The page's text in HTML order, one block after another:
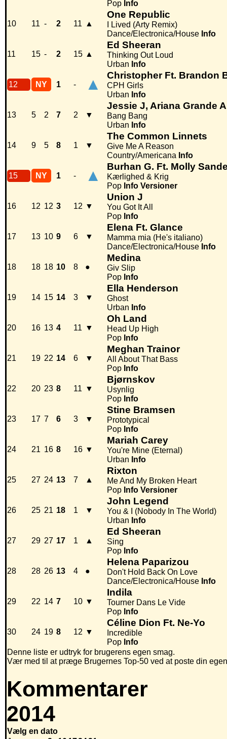
Pop Info
10 11 - 2 11 ▲
One Republic
I Lived (Arty Remix)
Dance/Electronica/House Info
11 15 - 2 15 ▲
Ed Sheeran
Thinking Out Loud
Urban Info
12 NY 1 - ▲ Christopher Ft. Brandon
CPH Girls
Urban Info
13 5 2 7 2 ▼
Jessie J, Ariana Grande
Bang Bang
Urban Info
14 9 5 8 1 ▼
The Common Linnets
Give Me A Reason
Country/Americana Info
15 NY 1 - ▲ Burhan G. Ft. Molly
Kærlighed & Krig
Pop Info Versioner
16 12 12 3 12 ▼
Union J
You Got It All
Pop Info
17 13 10 9 6 ▼
Elena Ft. Glance
Mamma mia (He's italiano)
Dance/Electronica/House Info
18 18 18 10 8 ●
Medina
Giv Slip
Pop Info
19 14 15 14 3 ▼
Ella Henderson
Ghost
Urban Info
20 16 13 4 11 ▼
Oh Land
Head Up High
Pop Info
21 19 22 14 6 ▼
Meghan Trainor
All About That Bass
Pop Info
22 20 23 8 11 ▼
Bjørnskov
Usynlig
Pop Info
23 17 7 6 3 ▼
Stine Bramsen
Prototypical
Pop Info
24 21 16 8 16 ▼
Mariah Carey
You're Mine (Eternal)
Urban Info
25 27 24 13 7 ▲
Rixton
Me And My Broken Heart
Pop Info Versioner
26 25 21 18 1 ▼
John Legend
You & I (Nobody In The World)
Urban Info
27 29 27 17 1 ▲
Ed Sheeran
Sing
Pop Info
28 28 26 13 4 ●
Helena Paparizou
Don't Hold Back On Love
Dance/Electronica/House Info
29 22 14 7 10 ▼
Indila
Tourner Dans Le Vide
Pop Info
30 24 19 8 12 ▼
Céline Dion Ft. Ne-Yo
Incredible
Pop Info
Denne liste er udtryk for brugerens egen smag.
Vær med til at præge Brugernes Top-50 ved at poste din
Kommentarer
2014
Vælg en dato